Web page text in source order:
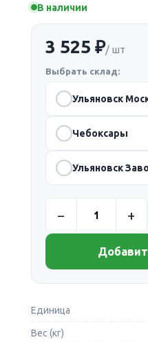
В наличии
3 525 ₽/ шт
Выбрать склад:
Ульяновск
Чебоксары
Ульяновск
Единица
Вес (кг)